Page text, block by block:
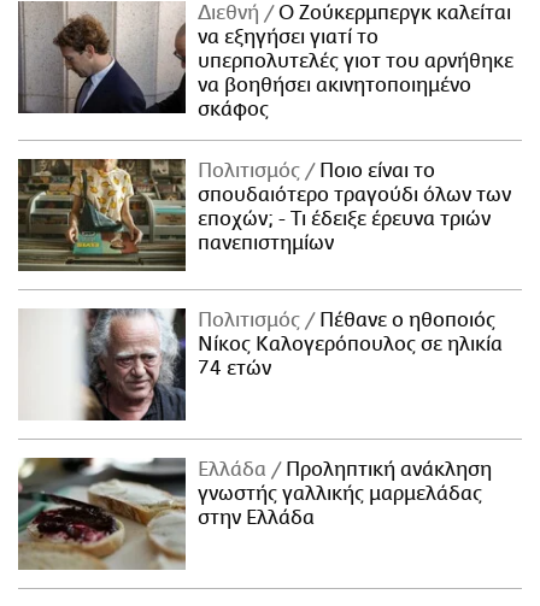
Διεθνή
Ο Ζούκερμπεργκ καλείται
να εξηγήσει γιατί το
υπερπολυτελές γιοτ του αρνήθηκε
να βοηθήσει ακινητοποιημένο
σκάφος
Πολιτισμός
Ποιο είναι το
σπουδαιότερο τραγούδι όλων των
εποχών; - Τι έδειξε έρευνα τριών
πανεπιστημίων
Πολιτισμός
Πέθανε ο ηθοποιός
Νίκος Καλογερόπουλος σε ηλικία
74 ετών
Ελλάδα
Προληπτική ανάκληση
γνωστής γαλλικής μαρμελάδας
στην Ελλάδα